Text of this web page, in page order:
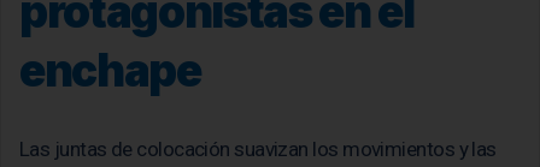
protagonistas en el
enchape
Las juntas de colocación suavizan los movimientos y las